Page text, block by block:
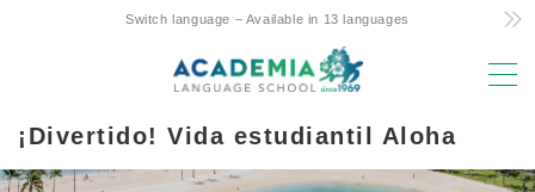
Switch language – Available in 13 languages
¡Divertido! Vida estudiantil Aloha